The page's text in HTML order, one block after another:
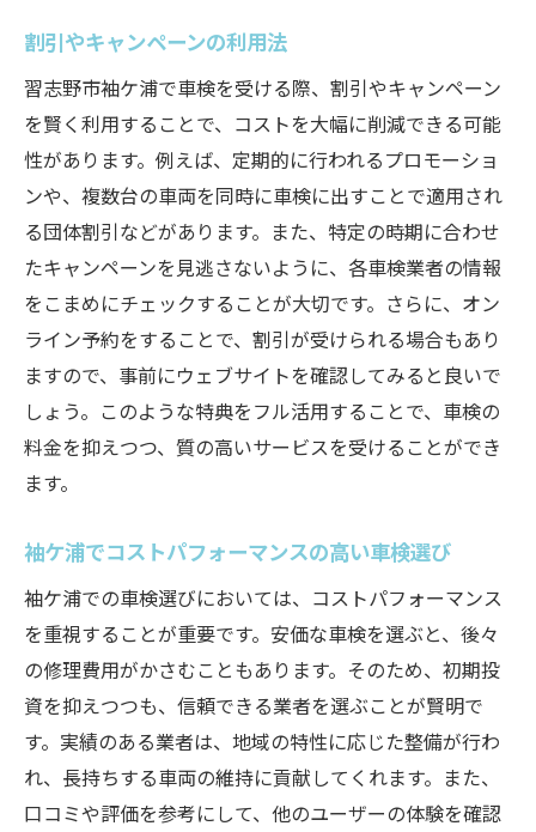
割引やキャンペーンの利用法
習志野市袖ケ浦で車検を受ける際、割引やキャンペーン
を賢く利用することで、コストを大幅に削減できる可能
性があります。例えば、定期的に行われるプロモーショ
ンや、複数台の車両を同時に車検に出すことで適用され
る団体割引などがあります。また、特定の時期に合わせ
たキャンペーンを見逃さないように、各車検業者の情報
をこまめにチェックすることが大切です。さらに、オン
ライン予約をすることで、割引が受けられる場合もあり
ますので、事前にウェブサイトを確認してみると良いで
しょう。このような特典をフル活用することで、車検の
料金を抑えつつ、質の高いサービスを受けることができ
ます。
袖ケ浦でコストパフォーマンスの高い車検選び
袖ケ浦での車検選びにおいては、コストパフォーマンス
を重視することが重要です。安価な車検を選ぶと、後々
の修理費用がかさむこともあります。そのため、初期投
資を抑えつつも、信頼できる業者を選ぶことが賢明で
す。実績のある業者は、地域の特性に応じた整備が行わ
れ、長持ちする車両の維持に貢献してくれます。また、
口コミや評価を参考にして、他のユーザーの体験を確認